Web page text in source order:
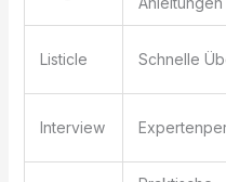
Listicle Schnelle
Interview